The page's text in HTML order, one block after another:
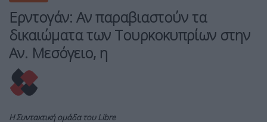
Ερντογάν: Αν παραβιαστούν τα
δικαιώματα των Τουρκοκυπρίων στην
Αν. Μεσόγειο, η
Η Συντακτική ομάδα του Libre